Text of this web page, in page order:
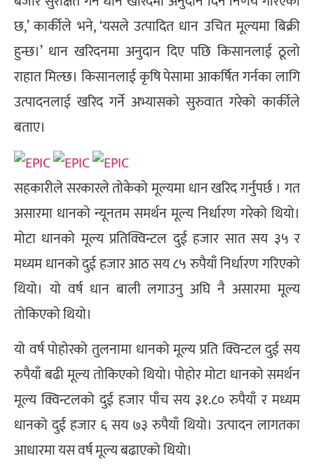
छ,’ कार्कीले भने, ‘यसले उत्पादित धान उचित मूल्यमा बिक्री
हुन्छ।’ धान खरिदनमा अनुदान दिए पछि किसानलाई ठूलो
राहात मिल्छ। किसानलाई कृषि पेसामा आकर्षित गर्नका लागि
उत्पादनलाई खरिद गर्ने अभ्यासको सुरुवात गरेको कार्कीले
बताए।
सहकारीले सरकारले तोकेको मूल्यमा धान खरिद गर्नुपर्छ । गत
असारमा धानको न्यूनतम समर्थन मूल्य निर्धारण गरेको थियो।
मोटा धानको मूल्य प्रतिक्विन्टल दुई हजार सात सय ३५ र
मध्यम धानको दुई हजार आठ सय ८५ रुपैयाँ निर्धारण गरिएको
थियो। यो वर्ष धान बाली लगाउनु अघि नै असारमा मूल्य
तोकिएको थियो।
यो वर्ष पोहोरको तुलनामा धानको मूल्य प्रति क्विन्टल दुई सय
रुपैयाँ बढी मूल्य तोकिएको थियो। पोहोर मोटा धानको समर्थन
मूल्य क्विन्टलको दुई हजार पाँच सय ३१.८० रुपैयाँ र मध्यम
धानको दुई हजार ६ सय ७३ रुपैयाँ थियो। उत्पादन लागतका
आधारमा यस वर्ष मूल्य बढाएको थियो।